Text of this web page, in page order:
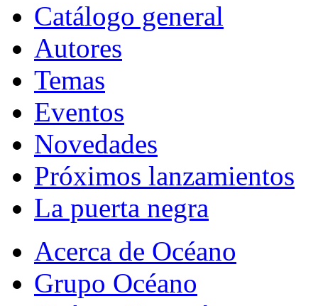
Catálogo general
Autores
Temas
Eventos
Novedades
Próximos lanzamientos
La puerta negra
Acerca de Océano
Grupo Océano